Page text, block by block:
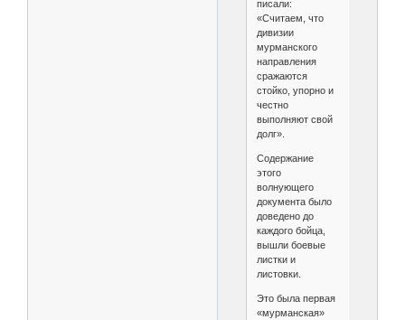
писали:
«Считаем, что
дивизии
мурманского
направления
сражаются
стойко, упорно и
честно
выполняют свой
долг».
Содержание
этого
волнующего
документа было
доведено до
каждого бойца,
вышли боевые
листки и
листовки.
Это была первая
«мурманская»